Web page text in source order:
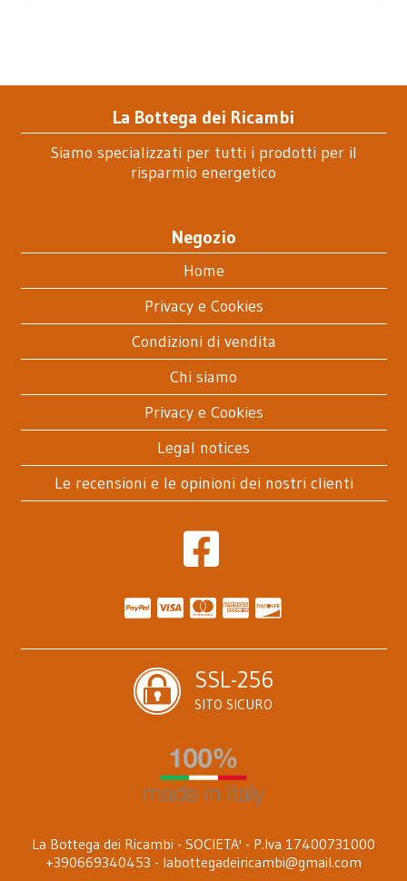
La Bottega dei Ricambi
Siamo specializzati per tutti i prodotti per il
risparmio energetico
Negozio
Home
Privacy e Cookies
Condizioni di vendita
Chi siamo
Privacy e Cookies
Legal notices
Le recensioni e le opinioni dei nostri clienti
SSL-256
SITO SICURO
La Bottega dei Ricambi - SOCIETA' - P.Iva 17400731000
+390669340453 - labottegadeiricambi@gmail.com